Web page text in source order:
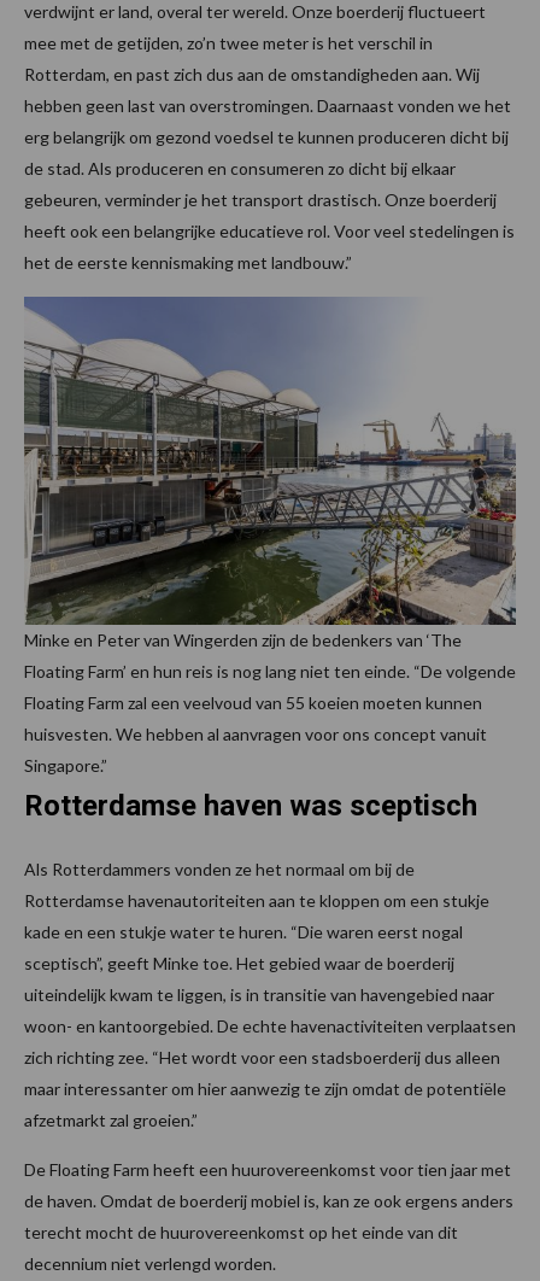
verdwijnt er land, overal ter wereld. Onze boerderij fluctueert
mee met de getijden, zo’n twee meter is het verschil in
Rotterdam, en past zich dus aan de omstandigheden aan. Wij
hebben geen last van overstromingen. Daarnaast vonden we het
erg belangrijk om gezond voedsel te kunnen produceren dicht bij
de stad. Als produceren en consumeren zo dicht bij elkaar
gebeuren, verminder je het transport drastisch. Onze boerderij
heeft ook een belangrijke educatieve rol. Voor veel stedelingen is
het de eerste kennismaking met landbouw.”
Minke en Peter van Wingerden zijn de bedenkers van ‘The
Floating Farm’ en hun reis is nog lang niet ten einde. “De volgende
Floating Farm zal een veelvoud van 55 koeien moeten kunnen
huisvesten. We hebben al aanvragen voor ons concept vanuit
Singapore.”
Rotterdamse haven was sceptisch
Als Rotterdammers vonden ze het normaal om bij de
Rotterdamse havenautoriteiten aan te kloppen om een stukje
kade en een stukje water te huren. “Die waren eerst nogal
sceptisch”, geeft Minke toe. Het gebied waar de boerderij
uiteindelijk kwam te liggen, is in transitie van havengebied naar
woon- en kantoorgebied. De echte havenactiviteiten verplaatsen
zich richting zee. “Het wordt voor een stadsboerderij dus alleen
maar interessanter om hier aanwezig te zijn omdat de potentiële
afzetmarkt zal groeien.”
De Floating Farm heeft een huurovereenkomst voor tien jaar met
de haven. Omdat de boerderij mobiel is, kan ze ook ergens anders
terecht mocht de huurovereenkomst op het einde van dit
decennium niet verlengd worden.